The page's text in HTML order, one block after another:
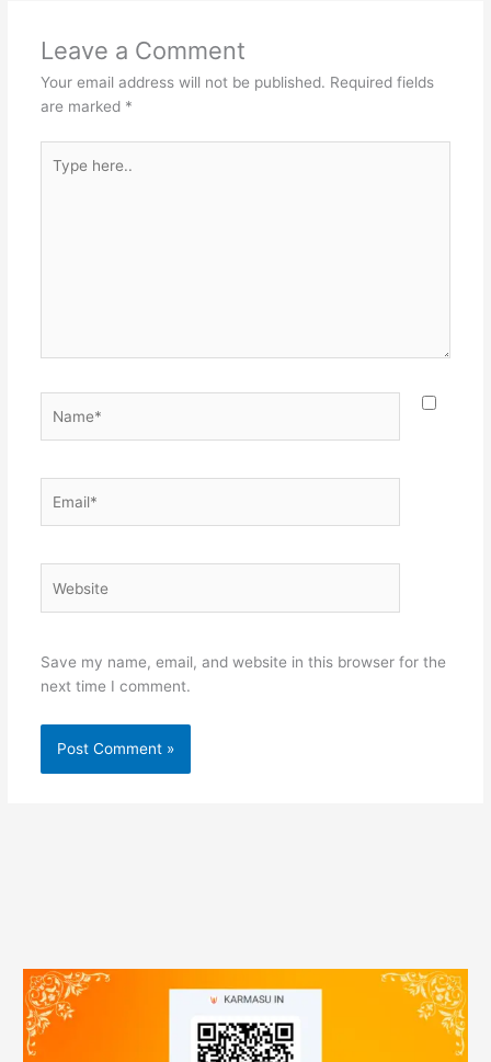
Leave a Comment
Your email address will not be published. Required fields
are marked *
here..
Save my name, email, and website in this browser for the
next time I comment.